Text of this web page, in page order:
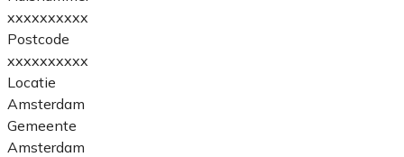
xxxxxxxxxx
Postcode
xxxxxxxxxx
Locatie
Amsterdam
Gemeente
Amsterdam